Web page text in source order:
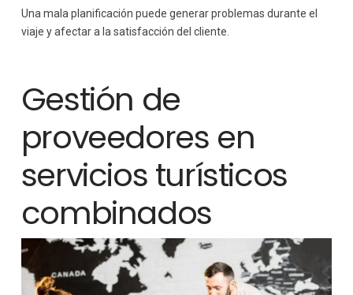
Una mala planificación puede generar problemas durante el
viaje y afectar a la satisfacción del cliente.
Gestión de
proveedores en
servicios turísticos
combinados